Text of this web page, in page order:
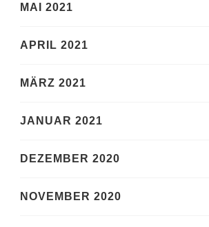
MAI 2021
APRIL 2021
MÄRZ 2021
JANUAR 2021
DEZEMBER 2020
NOVEMBER 2020